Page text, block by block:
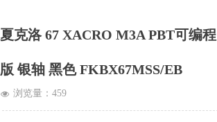
夏克洛 67 XACRO M3A PBT可编程
版 银轴 黑色 FKBX67MSS/EB
넶 浏览量： 459